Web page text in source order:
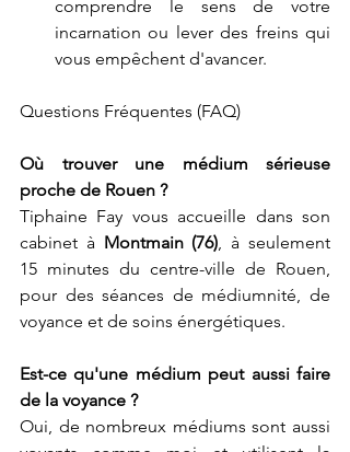
comprendre le sens de votre
incarnation ou lever des freins qui
vous empêchent d'avancer.
Questions Fréquentes (FAQ)
Où trouver une médium sérieuse
proche de Rouen ?
Tiphaine Fay vous accueille dans son
cabinet à Montmain (76), à seulement
15 minutes du centre-ville de Rouen,
pour des séances de médiumnité, de
voyance et de soins énergétiques.
Est-ce qu'une médium peut aussi faire
de la voyance ?
Oui, de nombreux médiums sont aussi